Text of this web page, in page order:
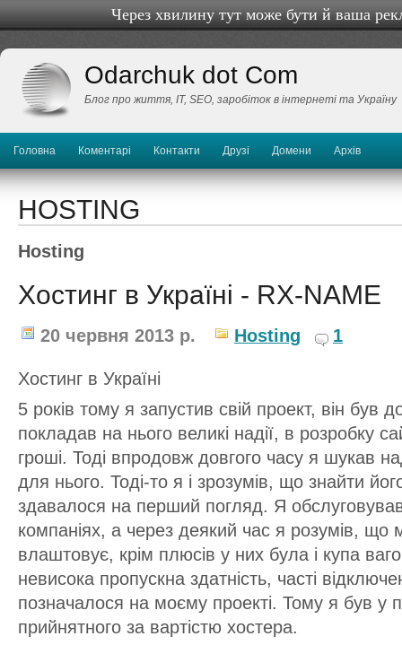
Через хвилину тут може бути й ваша
Odarchuk dot Com
Блог про життя, IТ, SEO, заробіток в інтернеті та Україну
Головна Коментарі Контакти Друзі Домени Архів
HOSTING
Hosting
Хостинг в Україні - RX-NAME
20 червня 2013 р. Hosting 1
Хостинг в Україні
5 років тому я запустив свій проект, він був
покладав на нього великі надії, в розробку
гроші. Тоді впродовж довгого часу я шукав
для нього. Тоді-то я і зрозумів, що знайти
здавалося на перший погляд. Я
компаніях, а через деякий час я розумів,
влаштовує, крім плюсів у них була і купа
невисока пропускна здатність, часті
позначалося на моєму проекті. Тому я був у
прийнятного за вартістю хостера.